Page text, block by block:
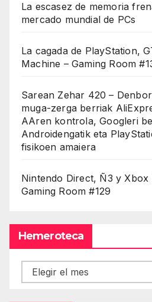
La escasez de memoria
mercado mundial de PCs
La cagada de PlayStation,
Machine – Gaming Room
Sarean Zehar 420 –
muga-zerga berriak
AAren kontrola, Googleri
Androidengatik eta
fisikoen amaiera
Nintendo Direct, Ñ3 y Xbox
Gaming Room #129
Hemeroteca
Hemeroteca